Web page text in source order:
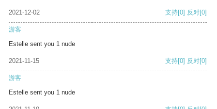
2021-12-02 支持[0] 反对[0]
游客
Estelle sent you 1 nude
2021-11-15 支持[0] 反对[0]
游客
Estelle sent you 1 nude